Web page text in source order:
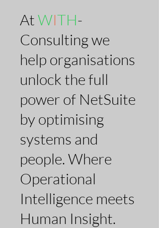
​AtWITH-
Consulting we
help organisations
unlock the full
power of NetSuite
by optimising
systems and
people. Where
Operational
Intelligence meets
Human Insight.